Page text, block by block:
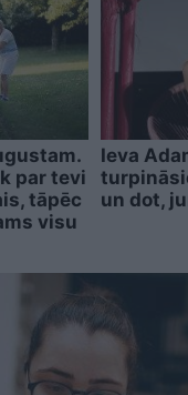
par tevi
tāpēc
visu
Ieva
un dot,